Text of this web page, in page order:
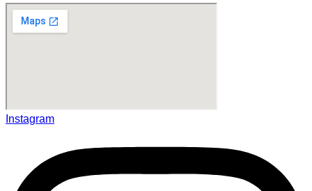
Instagram